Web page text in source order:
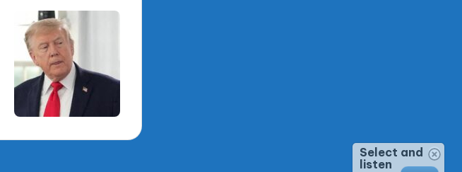
Select and
listen